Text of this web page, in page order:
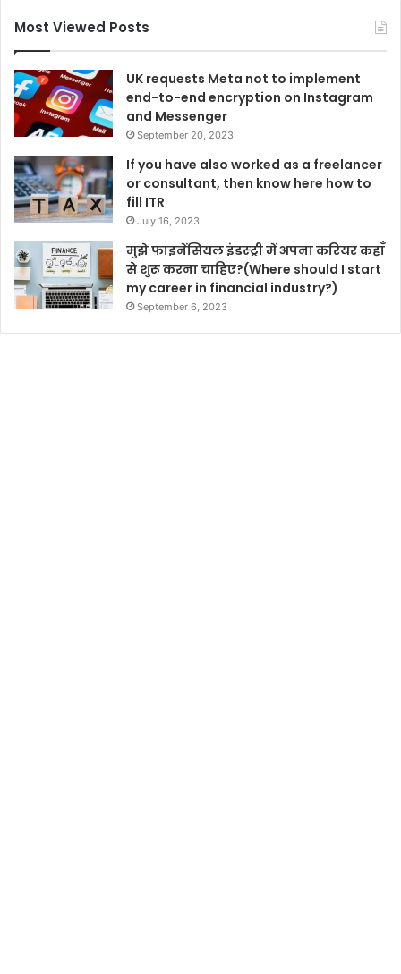
Most Viewed Posts
UK requests Meta not to implement
end-to-end encryption on Instagram
and Messenger
September 20, 2023
If you have also worked as a freelancer
or consultant, then know here how to
fill ITR
July 16, 2023
मुझे फाइनेंसियल इंडस्ट्री में अपना करियर कहाँ
से शुरू करना चाहिए?(Where should I start
my career in financial industry?)
September 6, 2023